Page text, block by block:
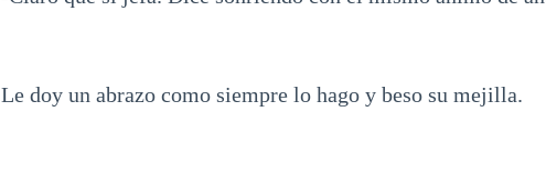
Le doy un abrazo como siempre lo hago y beso su mejilla.